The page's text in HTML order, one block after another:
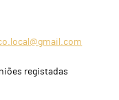
registadas